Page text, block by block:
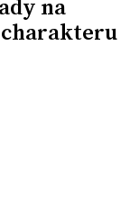
na